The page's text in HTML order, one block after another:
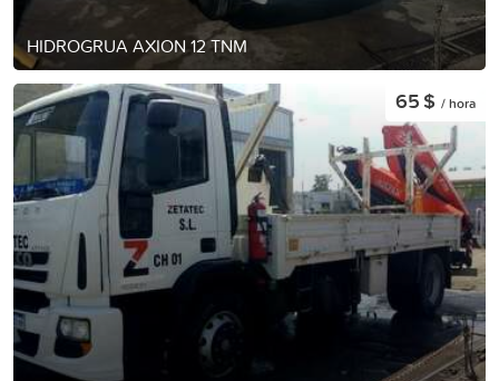
HIDROGRUA AXION 12 TNM
65 $ / hora